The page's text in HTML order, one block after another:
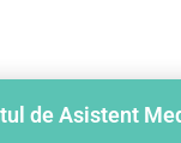
de Asistent